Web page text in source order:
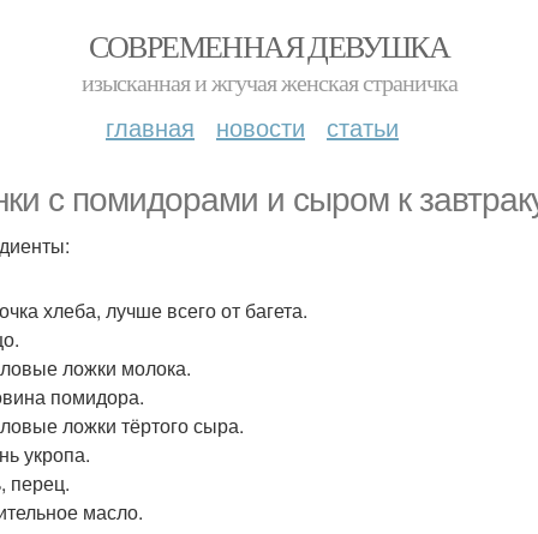
СОВРЕМЕННАЯ ДЕВУШКА
изысканная и жгучая женская страничка
главная новости статьи
с помидорами и сыром к
хлеба, лучше всего от багета.
ложки молока.
помидора.
ложки тёртого сыра.
укропа.
перец.
масло.